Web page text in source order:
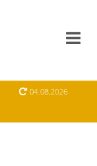
04.08.2026